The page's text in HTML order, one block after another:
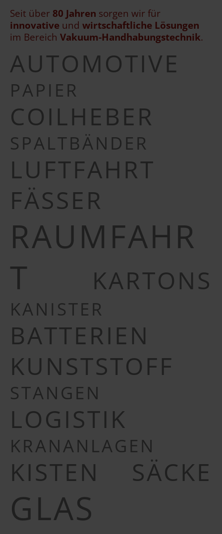
Seit über 80 Jahren sorgen wir für
innovative und wirtschaftliche Lösungen
im Bereich Vakuum-Handhabungstechnik.
AUTOMOTIVE
PAPIER
COILHEBER
SPALTBÄNDER
LUFTFAHRT
FÄSSER
RAUMFAHR
T
KARTONS
KANISTER
BATTERIEN
KUNSTSTOFF
STANGEN
LOGISTIK
KRANANLAGEN
KISTEN SÄCKE
GLAS